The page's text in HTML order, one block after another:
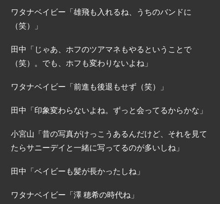
ワタナベイビー「雄飛も入れるね、うちのバンドに
（笑）」
田中「じゃあ、ホフのツアマネもやるということで
（笑）。でも、ホフも変わりないよね」
ワタナベイビー「前進も後退もせず（笑）」
田中「印象変わらないよね。ずっと会ってるからかな」
小宮山「昔の写真がけっこうあるんだけど、それを見て
たらサニーデイと一緒に写ってるのが多いしね」
田中「ベイビーも髪が長かったしね」
ワタナベイビー「澤 穂希の時代ね」